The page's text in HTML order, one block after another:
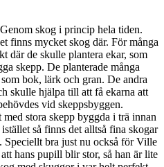
skog i princip hela tiden.
finns mycket skog där. För många
där de skulle plantera ekar, som
skepp. De planterade många
bok, lärk och gran. De andra
skulle hjälpa till att få ekarna att
vid skeppsbyggen.
stora skepp byggda i trä innan
så finns det alltså fina skogar
Speciellt bra just nu också för Ville
hans pupill blir stor, så han är lite